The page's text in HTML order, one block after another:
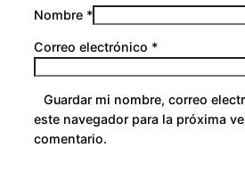
Nombre *
Correo electrónico *
Guardar mi nombre, correo
este navegador para la próxima
comentario.